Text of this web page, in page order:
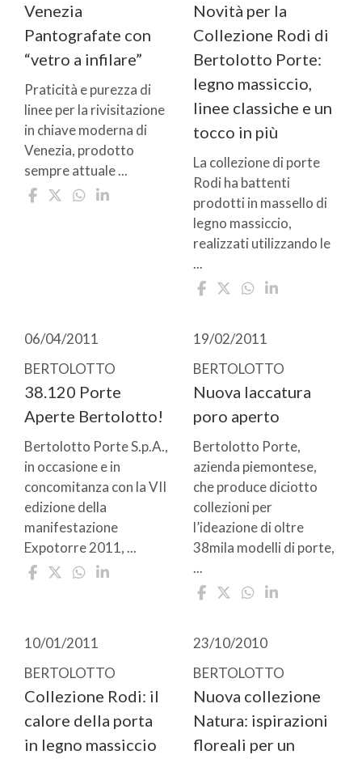
Venezia
Pantografate con
“vetro a infilare”
Praticità e purezza di
linee per la rivisitazione
in chiave moderna di
Venezia, prodotto
sempre attuale ...
Novità per la
Collezione Rodi di
Bertolotto Porte:
legno massiccio,
linee classiche e un
tocco in più
La collezione di porte
Rodi ha battenti
prodotti in massello di
legno massiccio,
realizzati utilizzando le
...
06/04/2011
BERTOLOTTO
38.120 Porte
Aperte Bertolotto!
Bertolotto Porte S.p.A.,
in occasione e in
concomitanza con la VII
edizione della
manifestazione
Expotorre 2011, ...
19/02/2011
BERTOLOTTO
Nuova laccatura
poro aperto
Bertolotto Porte,
azienda piemontese,
che produce diciotto
collezioni per
l’ideazione di oltre
38mila modelli di porte,
...
10/01/2011
BERTOLOTTO
Collezione Rodi: il
calore della porta
in legno massiccio
23/10/2010
BERTOLOTTO
Nuova collezione
Natura: ispirazioni
floreali per un